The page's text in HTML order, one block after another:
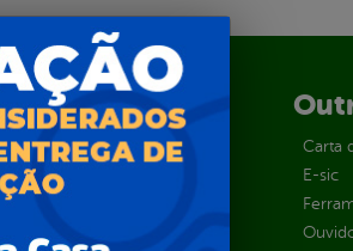
solicitar
sua Solicitação
Carta
E-sic